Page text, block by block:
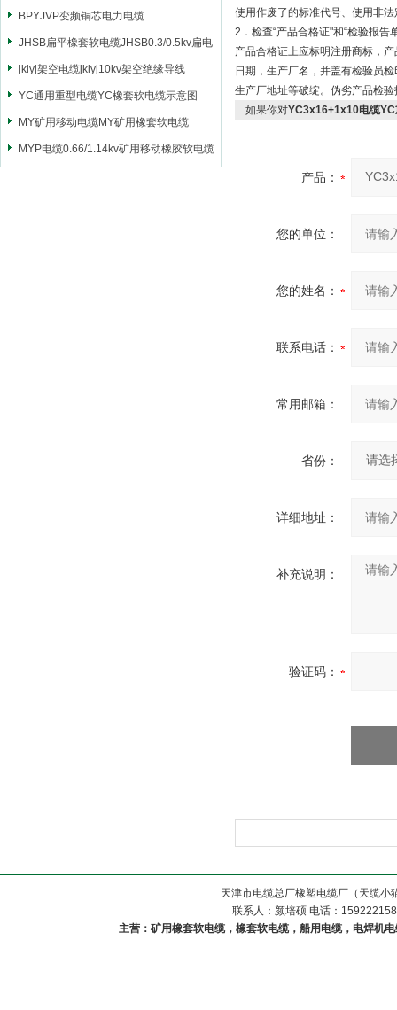
力电缆
BPYJVP变频铜芯电力电缆
JHSB扁平橡套软电缆JHSB0.3/0.5kv扁电
缆
jklyj架空电缆jklyj10kv架空绝缘导线
YC通用重型电缆YC橡套软电缆示意图
MY矿用移动电缆MY矿用橡套软电缆
MYP电缆0.66/1.14kv矿用移动橡胶软电缆
使用作废了的标准代号、使用非
2．检查“产品合格证"和“检验报告
产品合格证上应标明注册商标，
日期，生产厂名，并盖有检验员
生产厂地址等破绽。伪劣产品检
如果你对YC3x16+1x10电缆YC
产品：
您的单位：
您的姓名：
联系电话：
常用邮箱：
省份：
详细地址：
补充说明：
验证码：
天津市电缆总厂橡塑电缆厂（天缆
联系人：颜培硕 电话：
主营：矿用橡套软电缆，橡套软电缆，船用电缆，电焊机